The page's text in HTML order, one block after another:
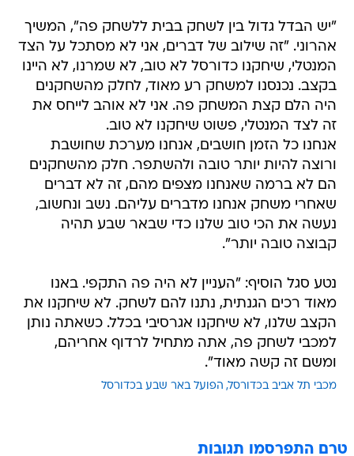
"יש הבדל גדול בין לשחק בבית ללשחק פה", המשיך
אהרוני. "זה שילוב של דברים, אני לא מסתכל על הצד
המנטלי, שיחקנו כדורסל לא טוב, לא שמרנו, לא היינו
בקצב. נכנסנו למשחק רע מאוד, לחלק מהשחקנים
היה הלם קצת המשחק פה. אני לא אוהב לייחס את
זה לצד המנטלי, פשוט שיחקנו לא טוב.
אנחנו כל הזמן חושבים, אנחנו מערכת שחושבת
ורוצה להיות יותר טובה ולהשתפר. חלק מהשחקנים
הם לא ברמה שאנחנו מצפים מהם, זה לא דברים
שאחרי משחק אנחנו מדברים עליהם. נשב ונחשוב,
נעשה את הכי טוב שלנו כדי שבאר שבע תהיה
קבוצה טובה יותר".
נטע סגל הוסיף: "העניין לא היה פה התקפי. באנו
מאוד רכים הגנתית, נתנו להם לשחק. לא שיחקנו את
הקצב שלנו, לא שיחקנו אגרסיבי בכלל. כשאתה נותן
למכבי לשחק פה, אתה מתחיל לרדוף אחריהם,
ומשם זה קשה מאוד".
מכבי תל אביב בכדורסל הפועל באר שבע בכדורסל
טרם התפרסמו תגובות